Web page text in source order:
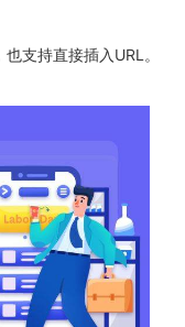
支持直接插入URL。